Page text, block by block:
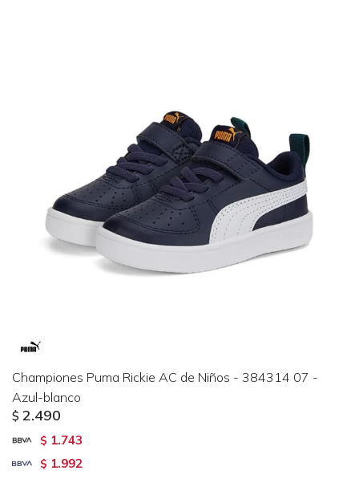
Championes Puma Rickie AC de Niños - 384314 07 -
Azul-blanco
$ 2.490
$ 1.743
$ 1.992